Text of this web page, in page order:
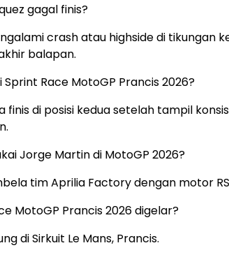
gagal finis?
crash atau highside di tikungan
balapan.
Sprint Race MotoGP Prancis 2026?
finis di posisi kedua setelah tampil
Jorge Martin di MotoGP 2026?
tim Aprilia Factory dengan motor
MotoGP Prancis 2026 digelar?
di Sirkuit Le Mans, Prancis.